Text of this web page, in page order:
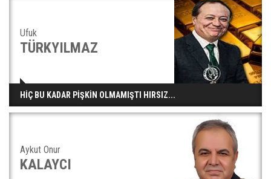
Ufuk
TÜRKYILMAZ
HİÇ BU KADAR PİŞKİN OLMAMIŞTI HIRSIZ...
Aykut Onur
KALAYCI